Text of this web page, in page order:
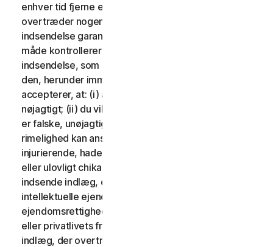
enhver tid fjerne ethvert bidrag, særligt hvis det
overtræder nogen af disse vilkår. Ved at levere en
indsendelse garanterer du, at du ejer eller på anden
måde kontrollerer alle rettighederne til din
indsendelse, som er nødvendige for, at du kan sende
den, herunder immaterielle rettigheder. Du
accepterer, at: (i) alt indhold i dine indlæg skal være
nøjagtigt; (ii) du vil ikke indsende indlæg, som du ved
er falske, unøjagtige eller vildledende og/eller med
rimelighed kan anses for at være ærekrænkende,
injurierende, hadefulde, stødende, ulovligt truende
eller ulovligt chikanerende for nogen; (iii) du vil ikke
indsende indlæg, der krænker en tredjeparts
intellektuelle ejendomsrettigheder eller andre
ejendomsrettigheder eller rettigheder til offentlighed
eller privatlivets fred; (iv) du vil ikke indsende et
indlæg, der overtræder nogen gældende lov,